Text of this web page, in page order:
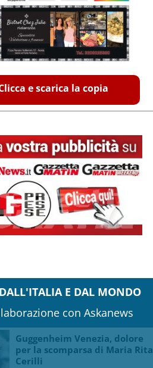
e scarica la copia
E DAL MONDO
con Askanews
Guggenheim Venezia, dolore
per la scomparsa di Maria Rita
Cerilli